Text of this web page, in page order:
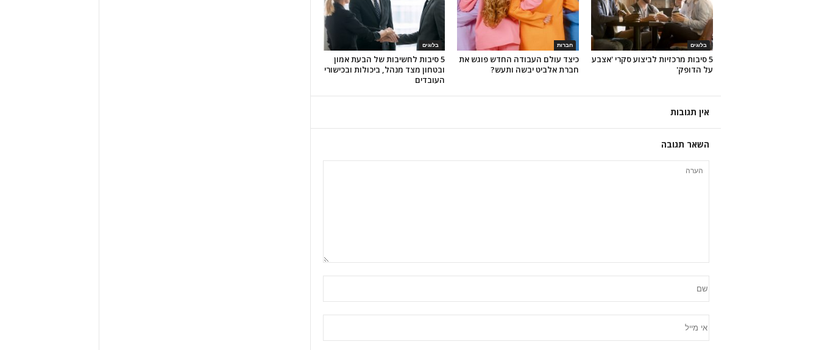
בלוגים
5 סיבות לחשיבות של הבעת אמון
ובטחון מצד מנהל, ביכולות ובכישורי
העובדים
חברות
כיצד עולם העבודה החדש פוגש את
חברת אלביט יבשה ותעש?
בלוגים
5 סיבות מרכזיות לביצוע סקרי 'אצבע
על הדופק'
אין תגובות
השאר תגובה